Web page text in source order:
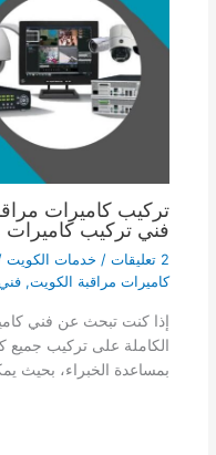
فني تركيب كاميرات
2 تعليقات / خدمات الكويت
كاميرات مراقبة الكويت,
إذا كنت تبحث عن فني
الكاملة على تركيب جميع
بمساعدة الخبراء، بحيث